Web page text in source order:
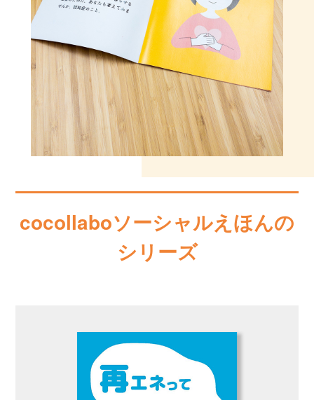
cocollaboソーシャルえほんの
シリーズ